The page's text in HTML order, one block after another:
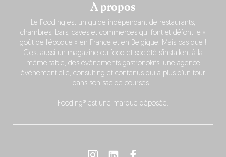
À propos
Le Fooding est un guide indépendant de restaurants,
chambres, bars, caves et commerces qui font et défont le «
goût de l’époque » en France et en Belgique. Mais pas que !
C’est aussi un magazine où food et société s’installent à la
même table, des événements gastronokifs, une agence
événementielle, consulting et contenus qui a plus d’un tour
dans son sac de courses…
Fooding® est une marque déposée.